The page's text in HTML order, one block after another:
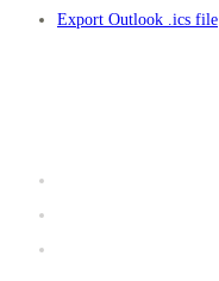
Export Outlook .ics file